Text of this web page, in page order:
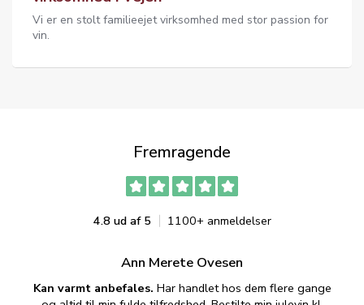
Vi er en stolt familieejet virksomhed med stor passion for
vin.
Fremragende
4.8 ud af 5 1100+ anmeldelser
Ann Merete Ovesen
Kan varmt anbefales. Har handlet hos dem flere gange